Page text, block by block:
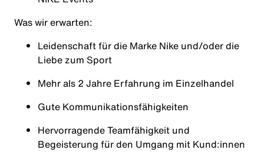
Was wir erwarten:
Leidenschaft für die Marke Nike und/oder die
Liebe zum Sport
Mehr als 2 Jahre Erfahrung im Einzelhandel
Gute Kommunikationsfähigkeiten
Hervorragende Teamfähigkeit und
Begeisterung für den Umgang mit Kund:innen